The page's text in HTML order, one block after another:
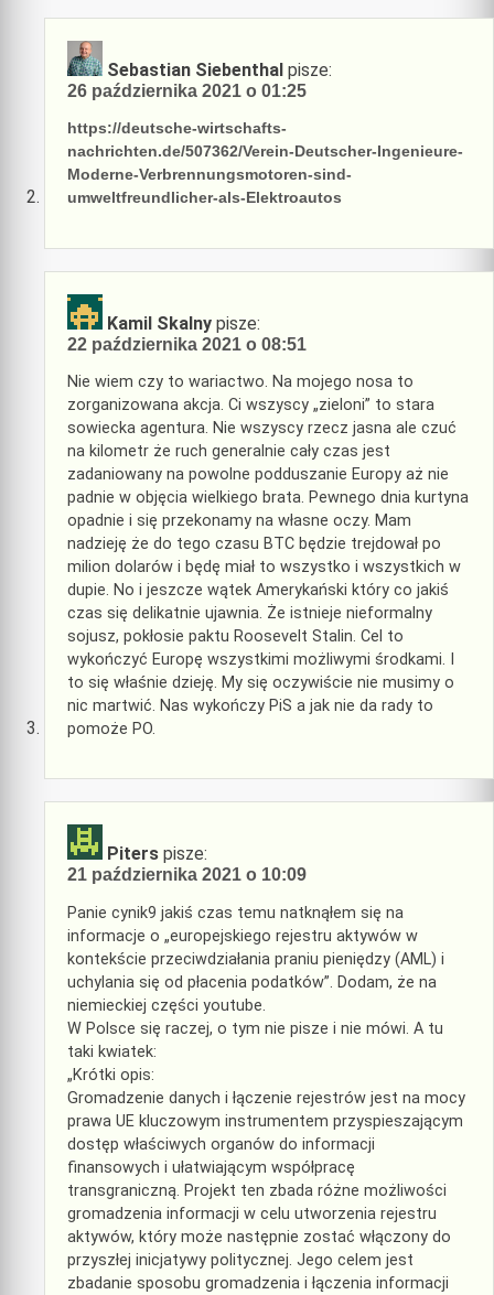
Sebastian Siebenthal pisze:
26 października 2021 o 01:25
https://deutsche-wirtschafts-
nachrichten.de/507362/Verein-Deutscher-Ingenieure-
Moderne-Verbrennungsmotoren-sind-
umweltfreundlicher-als-Elektroautos
Kamil Skalny pisze:
22 października 2021 o 08:51
Nie wiem czy to wariactwo. Na mojego nosa to
zorganizowana akcja. Ci wszyscy „zieloni” to stara
sowiecka agentura. Nie wszyscy rzecz jasna ale czuć
na kilometr że ruch generalnie cały czas jest
zadaniowany na powolne podduszanie Europy aż nie
padnie w objęcia wielkiego brata. Pewnego dnia kurtyna
opadnie i się przekonamy na własne oczy. Mam
nadzieję że do tego czasu BTC będzie trejdował po
milion dolarów i będę miał to wszystko i wszystkich w
dupie. No i jeszcze wątek Amerykański który co jakiś
czas się delikatnie ujawnia. Że istnieje nieformalny
sojusz, pokłosie paktu Roosevelt Stalin. Cel to
wykończyć Europę wszystkimi możliwymi środkami. I
to się właśnie dzieję. My się oczywiście nie musimy o
nic martwić. Nas wykończy PiS a jak nie da rady to
pomoże PO.
Piters pisze:
21 października 2021 o 10:09
Panie cynik9 jakiś czas temu natknąłem się na
informacje o „europejskiego rejestru aktywów w
kontekście przeciwdziałania praniu pieniędzy (AML) i
uchylania się od płacenia podatków”. Dodam, że na
niemieckiej części youtube.
W Polsce się raczej, o tym nie pisze i nie mówi. A tu
taki kwiatek:
„Krótki opis:
Gromadzenie danych i łączenie rejestrów jest na mocy
prawa UE kluczowym instrumentem przyspieszającym
dostęp właściwych organów do informacji
finansowych i ułatwiającym współpracę
transgraniczną. Projekt ten zbada różne możliwości
gromadzenia informacji w celu utworzenia rejestru
aktywów, który może następnie zostać włączony do
przyszłej inicjatywy politycznej. Jego celem jest
zbadanie sposobu gromadzenia i łączenia informacji